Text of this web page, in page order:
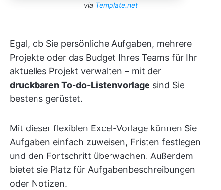
via Template.net
Egal, ob Sie persönliche Aufgaben, mehrere
Projekte oder das Budget Ihres Teams für Ihr
aktuelles Projekt verwalten – mit der
druckbaren To-do-Listenvorlage sind Sie
bestens gerüstet.
Mit dieser flexiblen Excel-Vorlage können Sie
Aufgaben einfach zuweisen, Fristen festlegen
und den Fortschritt überwachen. Außerdem
bietet sie Platz für Aufgabenbeschreibungen
oder Notizen.